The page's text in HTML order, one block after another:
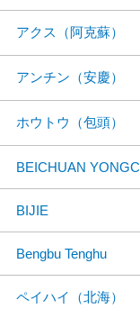
アクス（阿克蘇）
アンチン（安慶）
ホウトウ（包頭）
BEICHUAN
BIJIE
Bengbu Tenghu
ペイハイ（北海）